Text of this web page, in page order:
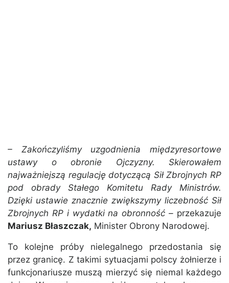
– Zakończyliśmy uzgodnienia międzyresortowe
ustawy o obronie Ojczyzny. Skierowałem
najważniejszą regulację dotyczącą Sił Zbrojnych RP
pod obrady Stałego Komitetu Rady Ministrów.
Dzięki ustawie znacznie zwiększymy liczebność Sił
Zbrojnych RP i wydatki na obronność – przekazuje
Mariusz Błaszczak, Minister Obrony Narodowej.
To kolejne próby nielegalnego przedostania się
przez granicę. Z takimi sytuacjami polscy żołnierze i
funkcjonariusze muszą mierzyć się niemal każdego